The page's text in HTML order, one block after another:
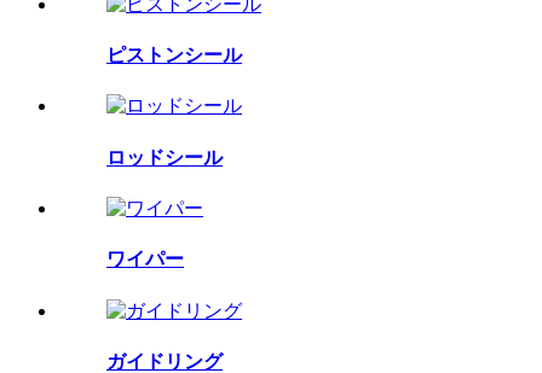
ピストンシール
ロッドシール
ワイパー
ガイドリング